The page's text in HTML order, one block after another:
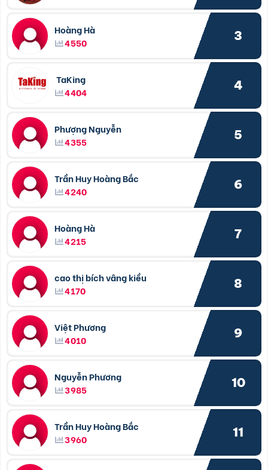
Hoàng Hà
4550
3
TaKing
4404
4
Phượng Nguyễn
4355
5
Trần Huy Hoàng Bắc
4240
6
Hoàng Hà
4215
7
cao thị bích vâng kiều
4170
8
Việt Phương
4010
9
Nguyễn Phương
3985
10
Trần Huy Hoàng Bắc
3960
11